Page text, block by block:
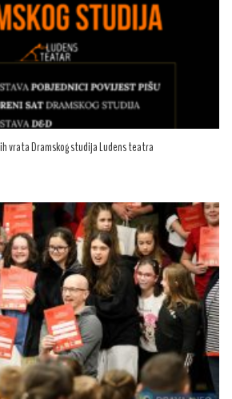
vrata Dramskog studija Ludens teatra